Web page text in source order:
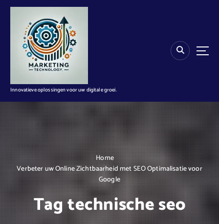
n
Innovatieve oplossingen voor uw digitale groei.
Home
Verbeter uw Online Zichtbaarheid met SEO Optimalisatie voor
Google
Tag technische seo